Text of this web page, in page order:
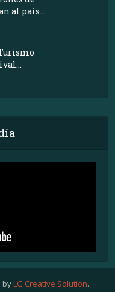
al país...
byLG Creative Solution.